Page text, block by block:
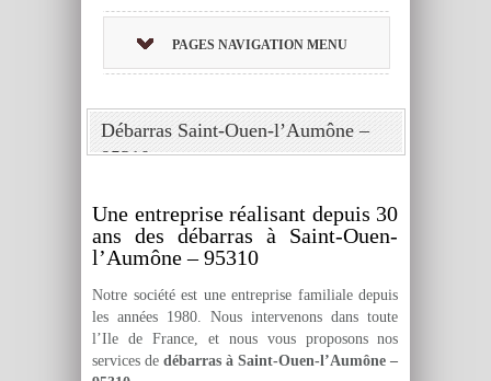
PAGES NAVIGATION MENU
Débarras Saint-Ouen-l’Aumône –
95310
Une entreprise réalisant depuis 30
ans des débarras à Saint-Ouen-
l’Aumône – 95310
Notre société est une entreprise familiale depuis
les années 1980. Nous intervenons dans toute
l’Ile de France, et nous vous proposons nos
services dedébarras à Saint-Ouen-l’Aumône –